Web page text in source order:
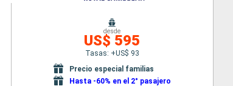
desde
US$ 595
Tasas: +US$ 93
Precio especial familias
Hasta -60% en el 2° pasajero